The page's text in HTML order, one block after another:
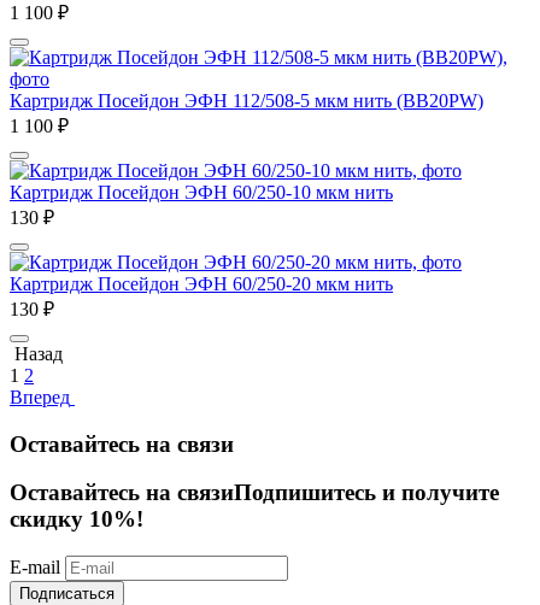
1 100 ₽
Картридж Посейдон ЭФН 112/508-5 мкм нить (ВВ20РW)
1 100 ₽
Картридж Посейдон ЭФН 60/250-10 мкм нить
130 ₽
Картридж Посейдон ЭФН 60/250-20 мкм нить
130 ₽
Назад
1 2
Вперед
Оставайтесь на связи
Оставайтесь на связиПодпишитесь и получите
скидку 10%!
E-mail
Подписаться